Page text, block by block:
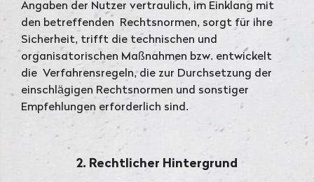
Angaben der Nutzer vertraulich, im Einklang mit
den betreffenden Rechtsnormen, sorgt für ihre
Sicherheit, trifft die technischen und
organisatorischen Maßnahmen bzw. entwickelt
die Verfahrensregeln, die zur Durchsetzung der
einschlägigen Rechtsnormen und sonstiger
Empfehlungen erforderlich sind.
2. Rechtlicher Hintergrund